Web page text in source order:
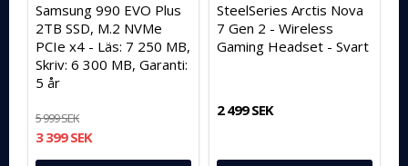
Samsung 990 EVO Plus
2TB SSD, M.2 NVMe
PCIe x4 - Läs: 7 250 MB,
Skriv: 6 300 MB, Garanti:
5 år
5 999 SEK
3 399 SEK
SteelSeries Arctis Nova
7 Gen 2 - Wireless
Gaming Headset - Svart
2 499 SEK